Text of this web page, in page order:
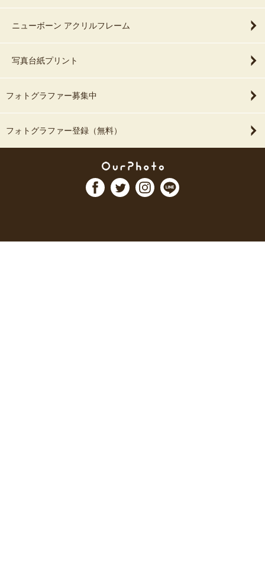
ニューボーン アクリルフレーム
写真台紙プリント
フォトグラファー募集中
フォトグラファー登録（無料）